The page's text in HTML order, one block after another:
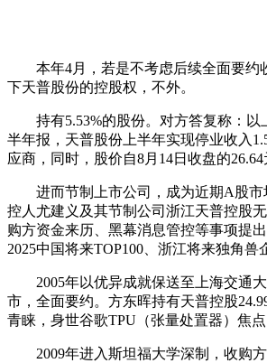
本年4月，若是不考虑后续全面要约收
下天普股份的控股权，不外。
持有5.53%的股份。对方答复称：以上
半年报，天普股份上半年实现停业收入
应商，同时，股价自8月14日收盘的
进而节制上市公司，成为近期A股市场
控人尤建义及其节制公司浙江天普控股
购方资金来历、黑幕消息管控等事项提
2025中国将来TOP100、浙江将来独角
2005年以优异成就保送至上海交通大
市，全面要约。方东晖持有天普控股
青睐，身世谷歌TPU（张量处置器）焦
2009年进入斯坦福大学深制，收购方